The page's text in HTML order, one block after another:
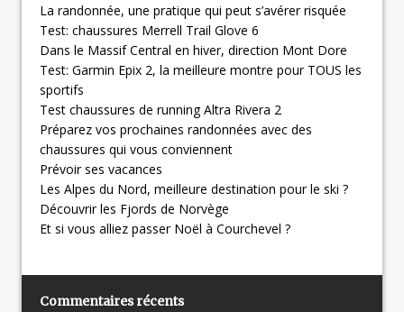
La randonnée, une pratique qui peut s’avérer risquée
Test: chaussures Merrell Trail Glove 6
Dans le Massif Central en hiver, direction Mont Dore
Test: Garmin Epix 2, la meilleure montre pour TOUS les
sportifs
Test chaussures de running Altra Rivera 2
Préparez vos prochaines randonnées avec des
chaussures qui vous conviennent
Prévoir ses vacances
Les Alpes du Nord, meilleure destination pour le ski ?
Découvrir les Fjords de Norvège
Et si vous alliez passer Noël à Courchevel ?
Commentaires récents